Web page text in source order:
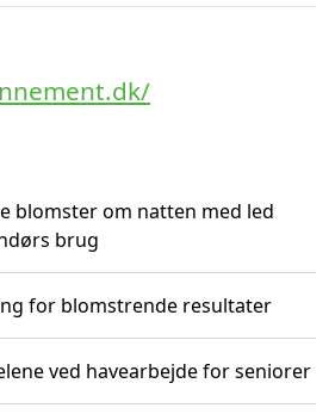
blomster om natten med led
brug
for blomstrende resultater
ved havearbejde for seniorer